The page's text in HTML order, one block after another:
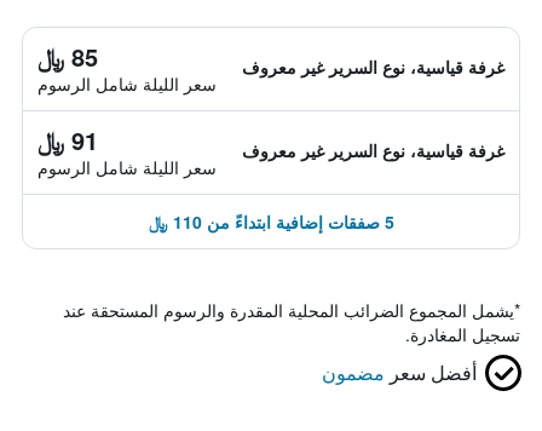
غرفة قياسية، نوع السرير غير معروف 85 ﷼
سعر الليلة شامل الرسوم
غرفة قياسية، نوع السرير غير معروف 91 ﷼
سعر الليلة شامل الرسوم
5 صفقات إضافية ابتداءً من 110 ﷼
*يشمل المجموع الضرائب المحلية المقدرة والرسوم المستحقة عند
تسجيل المغادرة.
أفضل سعر مضمون